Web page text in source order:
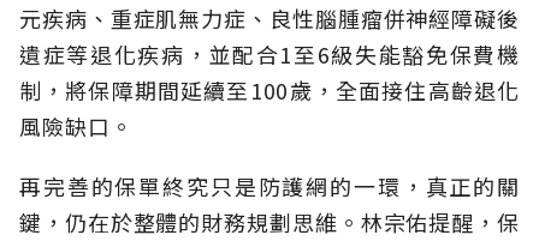
元疾病、重症肌無力症、良性腦腫瘤併神經障礙後
遺症等退化疾病，並配合1至6級失能豁免保費機
制，將保障期間延續至100歲，全面接住高齡退化
風險缺口。
再完善的保單終究只是防護網的一環，真正的關
鍵，仍在於整體的財務規劃思維。 林宗佑提醒，保